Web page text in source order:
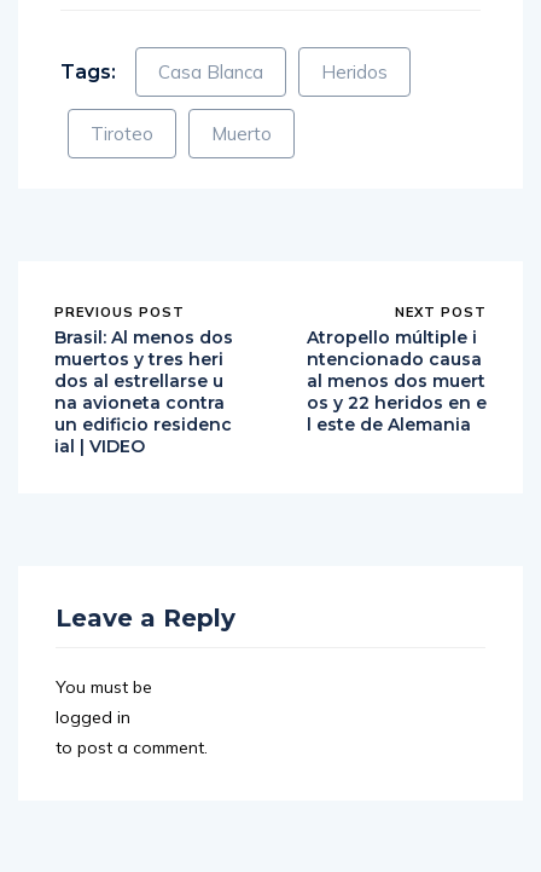
Tags: Casa Blanca Heridos
Tiroteo Muerto
PREVIOUS POST
Brasil: Al menos dos
muertos y tres heri
dos al estrellarse u
na avioneta contra
un edificio residenc
ial | VIDEO
NEXT POST
Atropello múltiple i
ntencionado causa
al menos dos muert
os y 22 heridos en e
l este de Alemania
Leave a Reply
You must be
logged in
to post a comment.